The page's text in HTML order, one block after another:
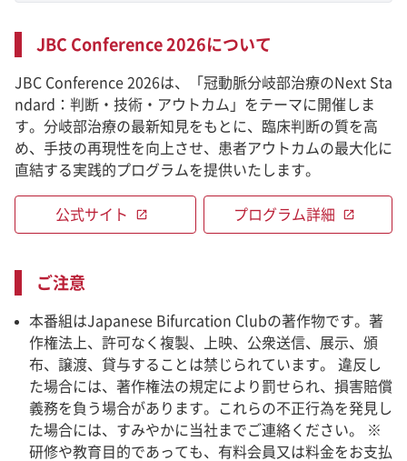
JBC Conference 2026について
JBC Conference 2026は、「冠動脈分岐部治療のNext Sta
ndard：判断・技術・アウトカム」をテーマに開催しま
す。分岐部治療の最新知見をもとに、臨床判断の質を高
め、手技の再現性を向上させ、患者アウトカムの最大化に
直結する実践的プログラムを提供いたします。
公式サイト open_in_new プログラム詳細 open_in_new
ご注意
本番組はJapanese Bifurcation Clubの著作物です。著
作権法上、許可なく複製、上映、公衆送信、展示、頒
布、譲渡、貸与することは禁じられています。 違反し
た場合には、著作権法の規定により罰せられ、損害賠償
義務を負う場合があります。これらの不正行為を発見し
た場合には、すみやかに当社までご連絡ください。 ※
研修や教育目的であっても、有料会員又は料金をお支払